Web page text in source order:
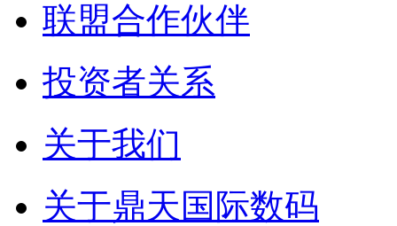
联盟合作伙伴
投资者关系
关于我们
关于鼎天国际数码